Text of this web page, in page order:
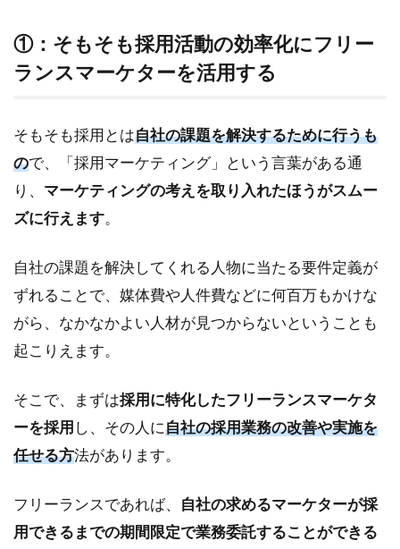
る
2.2
に合
うフ
ラン
スマ
との
接点
つけ
る
ダイレ
クトリ
クルー
ティン
2.2.2
リファ
①：そもそも採用活動の効率化にフリー
ランスマーケターを活用する
そもそも採用とは自社の課題を解決するために行うも
ので、「採用マーケティング」という言葉がある通
り、 マーケティングの考えを取り入れたほうがスムー
ズに行えます。
自社の課題を解決してくれる人物に当たる要件定義が
ずれることで、媒体費や人件費などに何百万もかけな
がら、なかなかよい人材が見つからないということも
起こりえます。
そこで、まずは採用に特化したフリーランスマーケタ
ーを採用 し、その人に自社の採用業務の改善や実施を
任せる方法があります。
フリーランスであれば、 自社の求めるマーケターが採
用できるまでの期間限定で業務委託することができる